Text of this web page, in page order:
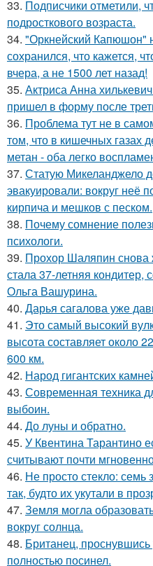
33. Подписчики отметили,
подросткового возраста.
34. "Оркнейский Капюшон"
сохранился, что кажется,
вчера, а не 1500 лет назад!
35. Актриса Анна
пришел в форму после
36. Проблема тут не в
том, что в кишечных газах
метан - оба легко
37. Статую Микеланджело
эвакуировали: вокруг неё
кирпича и мешков с песком.
38. Почему сомнение
психологи.
39. Прохор Шаляпин снова
стала 37-летняя
Ольга Вашурина.
40. Дарья сагалова уже
41. Это самый высокий
высота составляет около
600 км.
42. Народ гигантских
43. Современная техника
выбоин.
44. До луны и обратно.
45. У Квентина Тарантино
считывают почти
46. Не просто стекло: семь
так, будто их укутали в
47. Земля могла
вокруг солнца.
48. Британец,
полностью посинел.